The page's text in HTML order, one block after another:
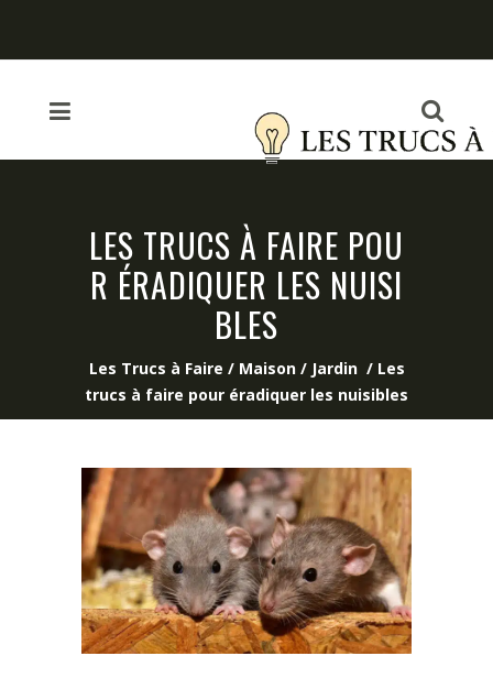
LES TRUCS À FAIRE POU
R ÉRADIQUER LES NUISI
BLES
Les Trucs à Faire / Maison / Jardin / Les
trucs à faire pour éradiquer les nuisibles